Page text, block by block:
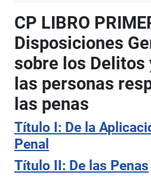
CP LIBRO
Disposiciones
sobre los Delitos
las personas
las penas
Título I: De la
Penal
Título II: De las Penas